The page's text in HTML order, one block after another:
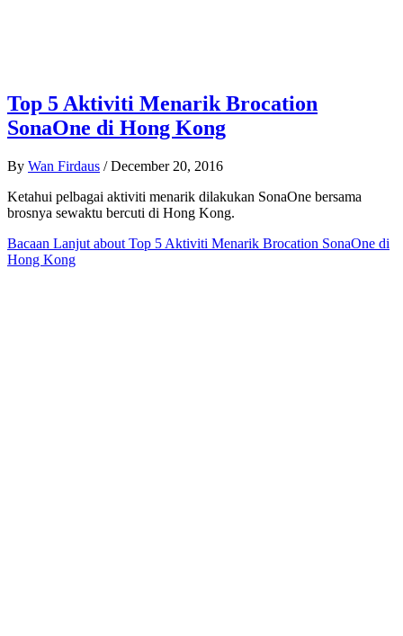
Top 5 Aktiviti Menarik Brocation
SonaOne di Hong Kong
By Wan Firdaus / December 20, 2016
Ketahui pelbagai aktiviti menarik dilakukan SonaOne bersama
brosnya sewaktu bercuti di Hong Kong.
Bacaan Lanjut about Top 5 Aktiviti Menarik Brocation SonaOne di
Hong Kong